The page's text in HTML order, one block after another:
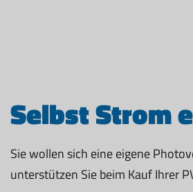
Selbst Strom
Sie wollen sich eine eigene
unterstützen Sie beim Kauf Ihrer